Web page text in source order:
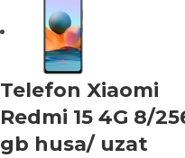
Telefon Xiaomi
Redmi 15 4G 8/
gb husa/ uzat